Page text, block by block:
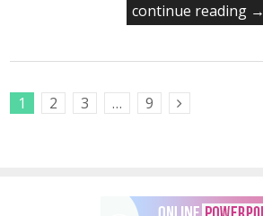
continue reading →
1 2 3 …
9